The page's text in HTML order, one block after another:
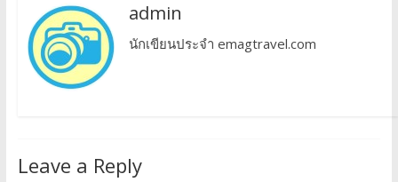
admin
นักเขียนประจำ emagtravel.com
Leave a Reply